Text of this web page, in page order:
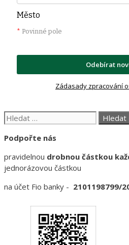
Město
* Povinné pole
Odebírat
Zádasady zpracování
Hledat:
Podpořte nás
pravidelnou drobnou částkou
jednorázovou částkou
na účet Fio banky - 2101198799/